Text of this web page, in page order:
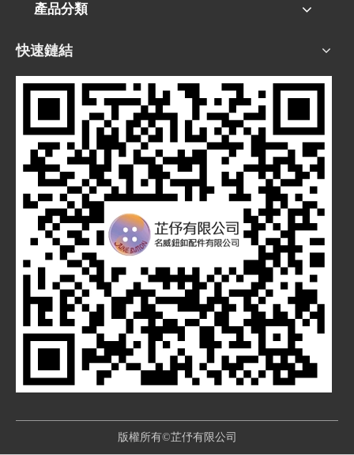
產品分類
快速鏈結
版權所有©芷伃有限公司